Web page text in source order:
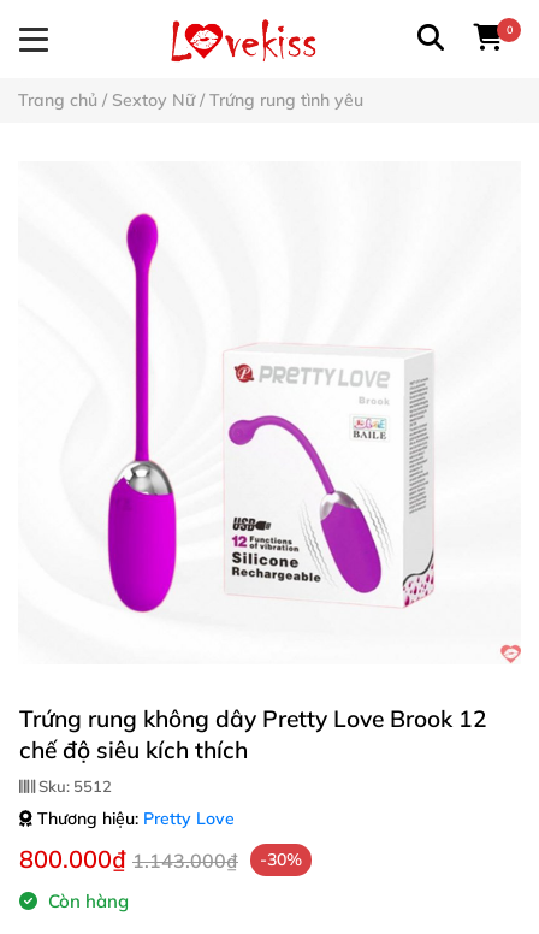
0
Trang chủ / Sextoy Nữ/ Trứng rung tình yêu
Trứng rung không dây Pretty Love Brook 12
chế độ siêu kích thích
Sku: 5512
Thương hiệu: Pretty Love
800.000₫ 1.143.000₫ -30%
Còn hàng